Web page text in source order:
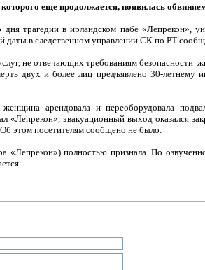
еще продолжается, появилась
трагедии в ирландском пабе «Лепрекон»,
даты в следственном управлении СК по РТ
не отвечающих требованиям безопасности
двух и более лиц предъявлено 30-летнему
арендовала и переоборудовала
«Лепрекон», эвакуационный выход оказался
этом посетителям сообщено не было.
«Лепрекон») полностью признала. По